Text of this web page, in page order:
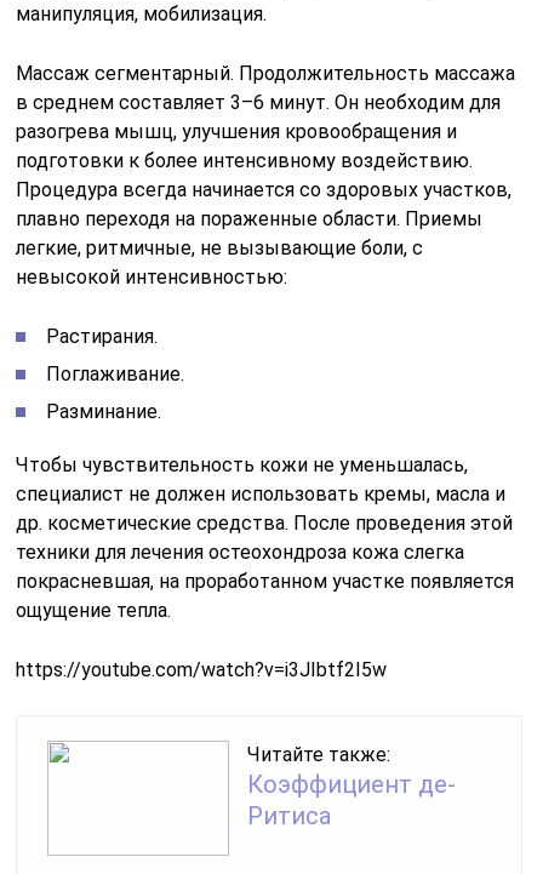
манипуляция, мобилизация.
Массаж сегментарный. Продолжительность массажа
в среднем составляет 3–6 минут. Он необходим для
разогрева мышц, улучшения кровообращения и
подготовки к более интенсивному воздействию.
Процедура всегда начинается со здоровых участков,
плавно переходя на пораженные области. Приемы
легкие, ритмичные, не вызывающие боли, с
невысокой интенсивностью:
Растирания.
Поглаживание.
Разминание.
Чтобы чувствительность кожи не уменьшалась,
специалист не должен использовать кремы, масла и
др. косметические средства. После проведения этой
техники для лечения остеохондроза кожа слегка
покрасневшая, на проработанном участке появляется
ощущение тепла.
https://youtube.com/watch?v=i3JIbtf2I5w
Читайте также:
Коэффициент де-
Ритиса